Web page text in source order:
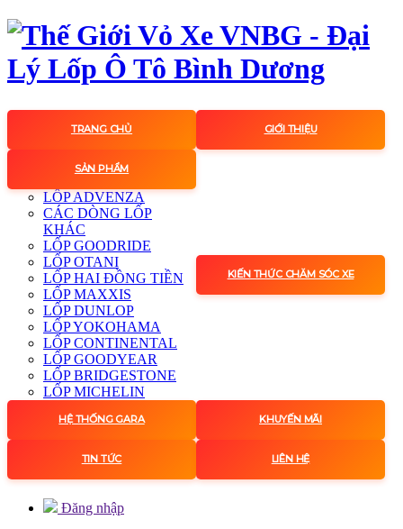
TRANG CHỦ GIỚI THIỆU
SẢN PHẨM
LỐP ADVENZA
CÁC DÒNG LỐP
KHÁC
LỐP GOODRIDE
LỐP OTANI
LỐP HAI ĐỒNG TIỀN
LỐP MAXXIS
LỐP DUNLOP
LỐP YOKOHAMA
LỐP CONTINENTAL
LỐP GOODYEAR
LỐP BRIDGESTONE
LỐP MICHELIN
KIẾN THỨC CHĂM SÓC XE
HỆ THỐNG GARA KHUYẾN MÃI
TIN TỨC LIÊN HỆ
Đăng nhập